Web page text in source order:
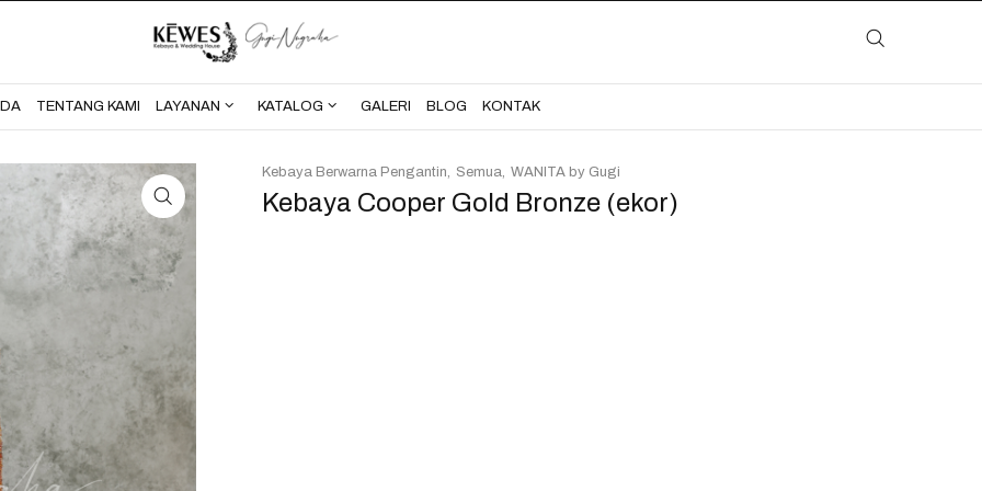
BERANDA KONTAK
TENTANG KAMI LAYANAN KATALOG GALERI BLOG KONTAK
Kebaya Cooper Gold Bronze (ekor)
Kebaya Berwarna Pengantin Semua WANITA by Gugi